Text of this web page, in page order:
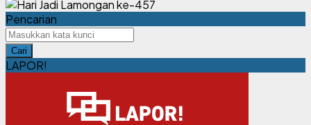
Pencarian
Cari
LAPOR!